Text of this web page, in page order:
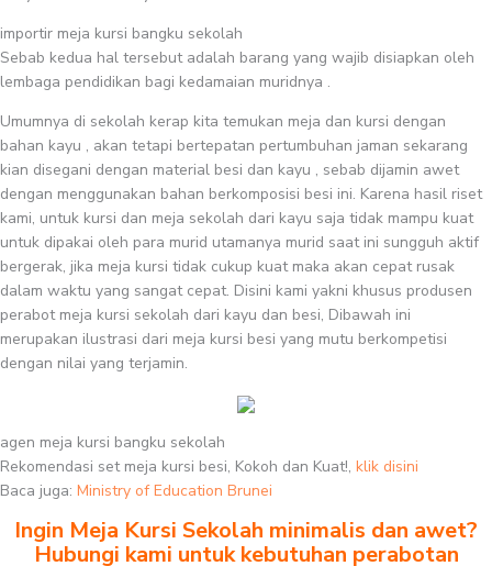
importir meja kursi bangku sekolah
Sebab kedua hal tersebut adalah barang yang wajib disiapkan oleh
lembaga pendidikan bagi kedamaian muridnya .
Umumnya di sekolah kerap kita temukan meja dan kursi dengan
bahan kayu , akan tetapi bertepatan pertumbuhan jaman sekarang
kian disegani dengan material besi dan kayu , sebab dijamin awet
dengan menggunakan bahan berkomposisi besi ini. Karena hasil riset
kami, untuk kursi dan meja sekolah dari kayu saja tidak mampu kuat
untuk dipakai oleh para murid utamanya murid saat ini sungguh aktif
bergerak, jika meja kursi tidak cukup kuat maka akan cepat rusak
dalam waktu yang sangat cepat. Disini kami yakni khusus produsen
perabot meja kursi sekolah dari kayu dan besi, Dibawah ini
merupakan ilustrasi dari meja kursi besi yang mutu berkompetisi
dengan nilai yang terjamin.
agen meja kursi bangku sekolah
Rekomendasi set meja kursi besi, Kokoh dan Kuat!, klik disini
Baca juga: Ministry of Education Brunei
Ingin Meja Kursi Sekolah minimalis dan awet?
Hubungi kami untuk kebutuhan perabotan